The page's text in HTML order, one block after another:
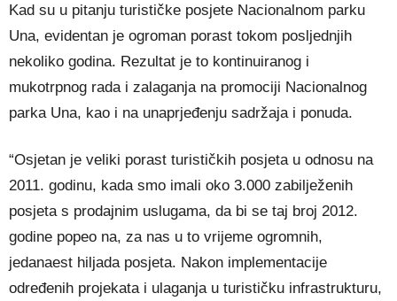
Kad su u pitanju turističke posjete Nacionalnom parku
Una, evidentan je ogroman porast tokom posljednjih
nekoliko godina. Rezultat je to kontinuiranog i
mukotrpnog rada i zalaganja na promociji Nacionalnog
parka Una, kao i na unaprjeđenju sadržaja i ponuda.
“Osjetan je veliki porast turističkih posjeta u odnosu na
2011. godinu, kada smo imali oko 3.000 zabilježenih
posjeta s prodajnim uslugama, da bi se taj broj 2012.
godine popeo na, za nas u to vrijeme ogromnih,
jedanaest hiljada posjeta. Nakon implementacije
određenih projekata i ulaganja u turističku infrastrukturu,